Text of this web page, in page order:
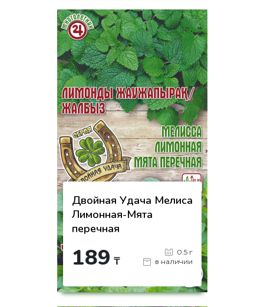
на страницу товара
Двойная Удача Мелиса
Лимонная-Мята
перечная
189 ₸
0.5 г
в наличии